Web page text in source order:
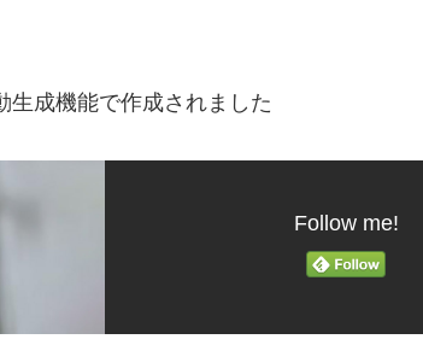
生成機能で作成されました
Follow me!